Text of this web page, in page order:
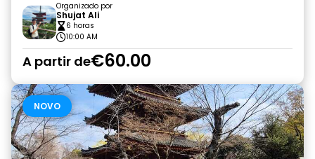
Organizado por
Shujat Ali
6 horas
10:00 AM
A partir de€60.00
NOVO